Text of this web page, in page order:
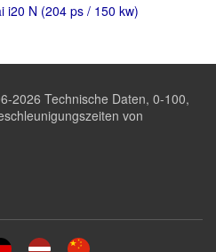
i20 N (204 ps / 150 kw)
2026 Technische Daten, 0-100,
von